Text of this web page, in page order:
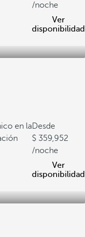
/noche
Ver
disponibilidad
en laDesde
359,952
/noche
Ver
disponibilidad